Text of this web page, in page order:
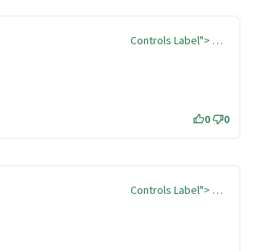
Controls Label"> …
0 0
Controls Label"> …